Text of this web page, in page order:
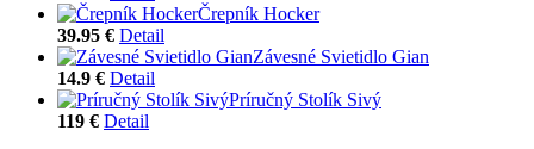
Črepník Hocker
39.95 € Detail
Závesné Svietidlo Gian
14.9 € Detail
Príručný Stolík Sivý
119 € Detail